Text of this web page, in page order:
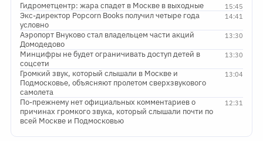
15:45
Гидрометцентр: жара спадет в Москве в выходные
14:41
Экс-директор Popcorn Books получил четыре года
условно
13:30
Аэропорт Внуково стал владельцем части акций
Домодедово
13:30
Минцифры не будет ограничивать доступ детей в
соцсети
13:04
Громкий звук, который слышали в Москве и
Подмосковье, объясняют пролетом сверхзвукового
самолета
12:31
По-прежнему нет официальных комментариев о
причинах громкого звука, который слышали почти по
всей Москве и Подмосковью